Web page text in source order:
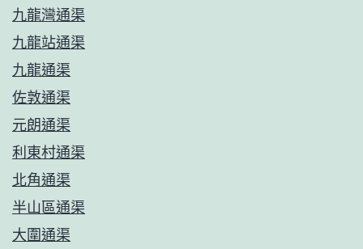
九龍灣通渠
九龍站通渠
九龍通渠
佐敦通渠
元朗通渠
利東村通渠
北角通渠
半山區通渠
大圍通渠